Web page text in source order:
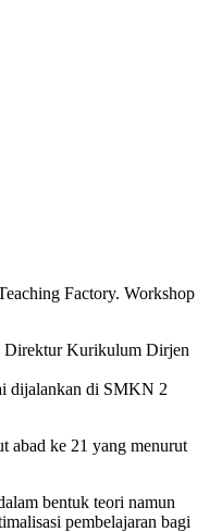
Factory. Workshop
Direktur Kurikulum Dirjen
dijalankan di SMKN 2
abad ke 21 yang menurut
bentuk teori namun
pembelajaran bagi